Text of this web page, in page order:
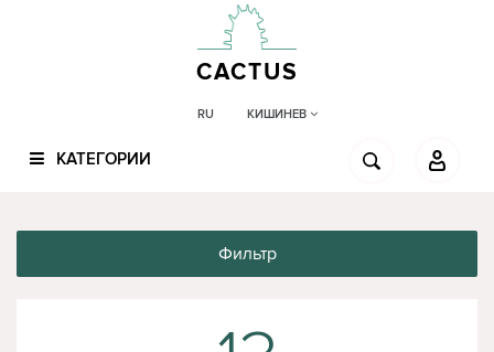
CACTUS
RU КИШИНЕВ
КАТЕГОРИИ
Фильтр